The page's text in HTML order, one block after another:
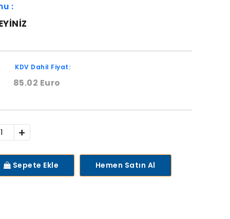
:
KDV Dahil Fiyat:
85.02 Euro
+
Sepete Ekle Hemen Satın Al